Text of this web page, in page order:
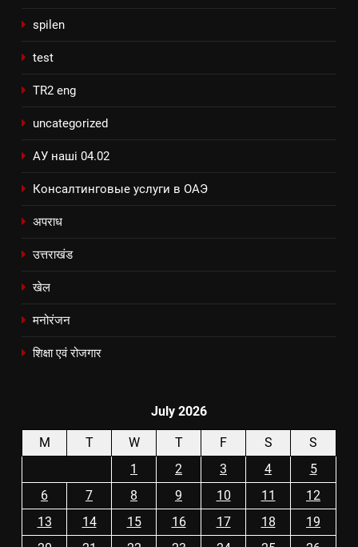
spilen
test
TR2 eng
uncategorized
АУ наші 04.02
Консалтинговые услуги в ОАЭ
अपराध
उत्तराखंड
खेल
मनोरंजन
शिक्षा एवं रोजगार
July 2026
M T W T F S
S
1
2 3 4
5
6
7 8 9 10 11
12
13
14 15 16 17 18
19